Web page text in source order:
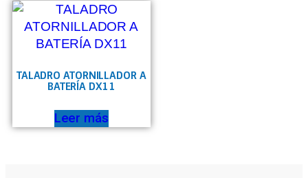
TALADRO ATORNILLADOR A
BATERÍA DX11
Leer más